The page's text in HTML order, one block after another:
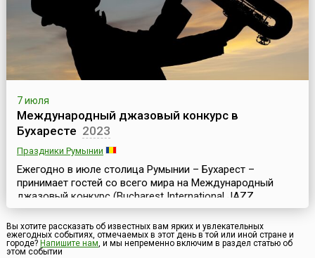
7 июля
Международный джазовый конкурс в
Бухаресте 2023
Праздники Румынии
Ежегодно в июле столица Румынии – Бухарест –
принимает гостей со всего мира на Международный
джазовый конкурс (Bucharest International JAZZ
Competition), который проходит в течение недели, в
рамках большого музыкального фестиваля EUROPAfest,
ставшего в последние годы визитной карточкой
страны.Особенность EUROPAfest, что делает его
Вы хотите рассказать об известных вам ярких и увлекательных
ежегодных событиях, отмечаемых в этот день в той или иной стране и
городе? Напишите нам, и мы непременно включим в раздел статью об
этом событии